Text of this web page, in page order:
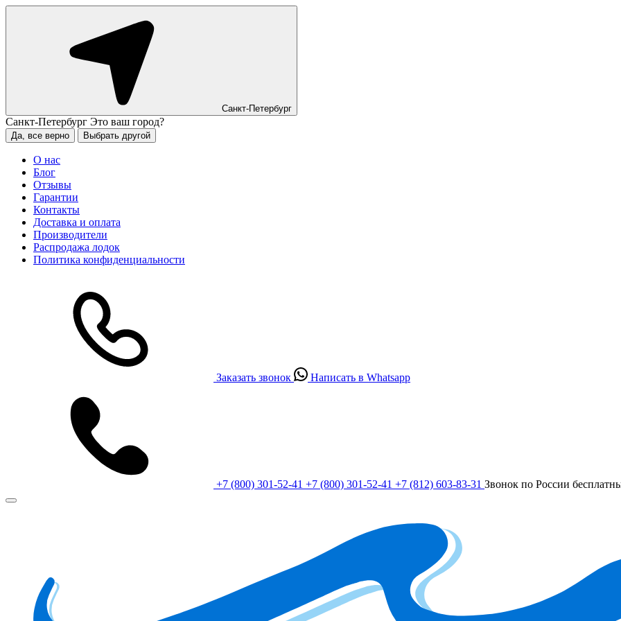
Санкт-Петербург
Санкт-Петербург Это ваш город?
Да, все верно Выбрать другой
О нас
Блог
Отзывы
Гарантии
Контакты
Доставка и оплата
Производители
Распродажа лодок
Политика конфиденциальности
Заказать звонок Написать в Whatsapp
+7 (800) 301-52-41 +7 (800) 301-52-41 +7 (812) 603-83-31 Звонок по России